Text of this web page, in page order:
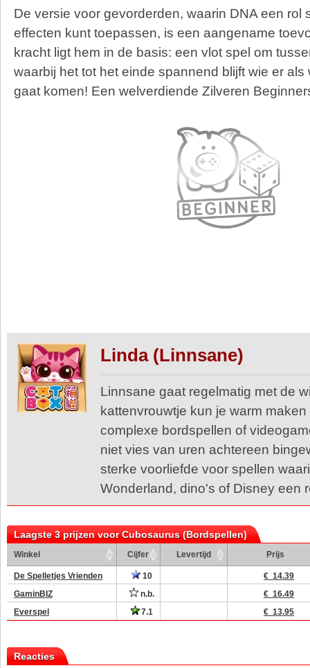
De versie voor gevorderden, waarin DNA een rol
effecten kunt toepassen, is een aangename
kracht ligt hem in de basis: een vlot spel om
waarbij het tot het einde spannend blijft wie er als
gaat komen! Een welverdiende Zilveren
Linda (Linnsane)
Linnsane gaat regelmatig met de
kattenvrouwtje kun je warm
complexe bordspellen of
niet vies van uren achtereen
sterke voorliefde voor spellen
Wonderland, dino's of Disney een
Laagste 3 prijzen voor Cubosaurus (Bordspellen)
Winkel Cijfer Levertijd Prijs
De Spelletjes Vrienden 10
€ 14.39
GaminBIZ
n.b.
€ 16.49
Everspel
7.1 € 13.95
Reacties